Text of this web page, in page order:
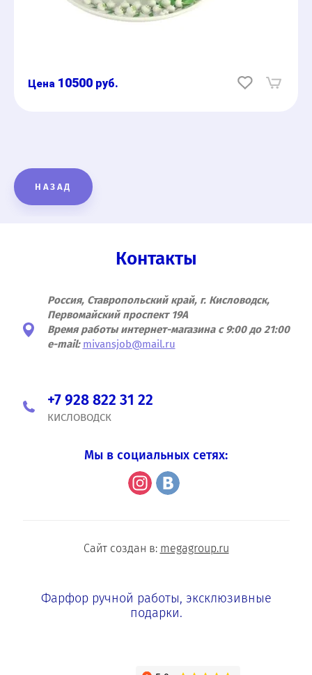
10500 руб.
НАЗАД
Фарфор ручной работы, эксклюзивные
подарки.
Контакты
Россия, Ставропольский край, г. Кисловодск,
Первомайский проспект 19А
Время работы интернет-магазина с 9:00 до 21:00
e-mail: mivansjob@mail.ru
+7 928 822 31 22
КИСЛОВОДСК
Мы в социальных сетях:
Сайт создан в: megagroup.ru